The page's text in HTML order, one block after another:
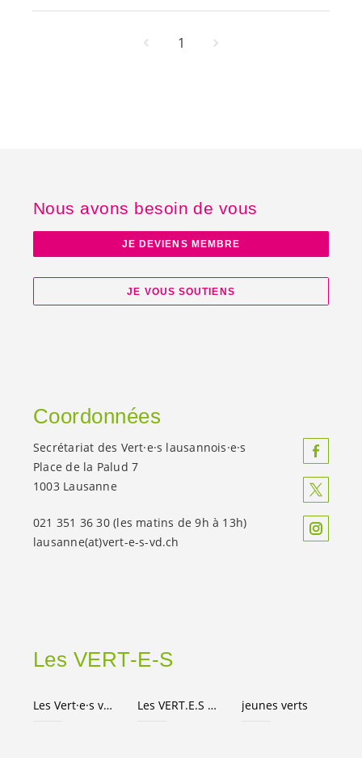
1
Les VERT-E-S
Les Vert·e·s vaudois·es Les VERT.E.S jeunes verts
Nous avons besoin de vous
JE DEVIENS MEMBRE
JE VOUS SOUTIENS
Coordonnées
Secrétariat des Vert·e·s lausannois·e·s
Place de la Palud 7
1003 Lausanne
021 351 36 30 (les matins de 9h à 13h)
lausanne(at)vert-e-s-vd.ch